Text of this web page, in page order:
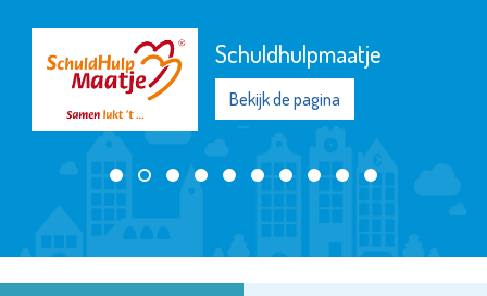
Schuldhulpmaatje
Bekijk de pagina